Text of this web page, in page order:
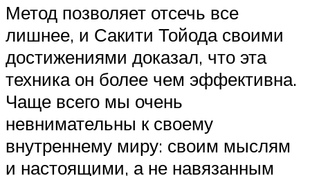
Метод позволяет отсечь все
лишнее, и Сакити Тойода своими
достижениями доказал, что эта
техника он более чем эффективна.
Чаще всего мы очень
невнимательны к своему
внутреннему миру: своим мыслям
и настоящими, а не навязанным